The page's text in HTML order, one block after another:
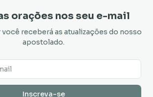
orações nos seu e-mail
receberá as atualizações do nosso
apostolado.